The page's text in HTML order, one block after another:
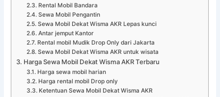
Rental Mobil Bandara
Sewa Mobil Pengantin
Sewa Mobil Dekat Wisma AKR Lepas kunci
Antar jemput Kantor
Rental mobil Mudik Drop Only dari Jakarta
Sewa Mobil Dekat Wisma AKR untuk wisata
Harga Sewa Mobil Dekat Wisma AKR Terbaru
Harga sewa mobil harian
Harga rental mobil Drop only
Ketentuan Sewa Mobil Dekat Wisma AKR